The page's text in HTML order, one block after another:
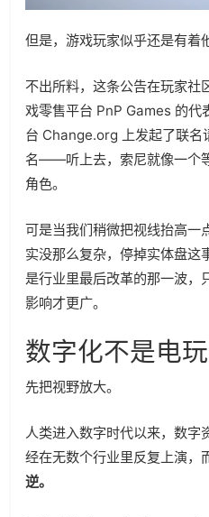
但是，游戏玩家似乎还是有着
不出所料，这条公告在玩家社
戏零售平台 PnP Games 的代
台 Change.org 上发起了联名
名——听上去，索尼就像一个
角色。
可是当我们稍微把视线抬高一
实没那么复杂，停掉实体盘这
是行业里最后改革的那一波，
影响才更广。
数字化不是电
先把视野放大。
人类进入数字时代以来，数字
经在无数个行业里反复上演，
逆。